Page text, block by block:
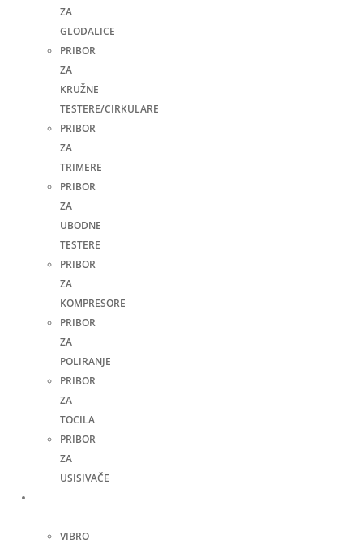
ZA
GLODALICE
PRIBOR
ZA
KRUŽNE
TESTERE/CIRKULARE
PRIBOR
ZA
TRIMERE
PRIBOR
ZA
UBODNE
TESTERE
PRIBOR
ZA
KOMPRESORE
PRIBOR
ZA
POLIRANJE
PRIBOR
ZA
TOCILA
PRIBOR
ZA
USISIVAČE
VIBRO